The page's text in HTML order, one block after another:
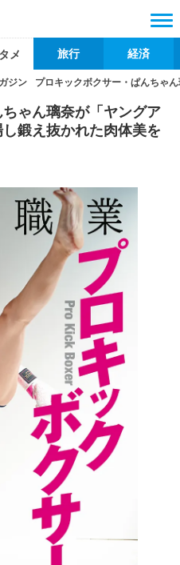
メ 旅行 経済
ジン プロキックボクサー・ぱんちゃ
ゃん璃奈が「ヤングア
鍛え抜かれた肉体美を